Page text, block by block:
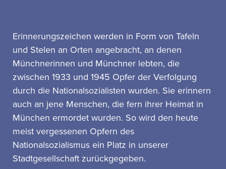
Erinnerungszeichen werden in Form von Tafeln
und Stelen an Orten angebracht, an denen
Münchnerinnen und Münchner lebten, die
zwischen 1933 und 1945 Opfer der Verfolgung
durch die Nationalsozialisten wurden. Sie erinnern
auch an jene Menschen, die fern ihrer Heimat in
München ermordet wurden. So wird den heute
meist vergessenen Opfern des
Nationalsozialismus ein Platz in unserer
Stadtgesellschaft zurückgegeben.